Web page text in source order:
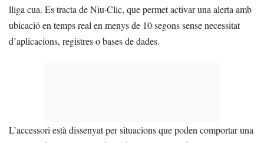
lliga cua. Es tracta de Niu·Clic, que permet activar una alerta amb
ubicació en temps real en menys de 10 segons sense necessitat
d’aplicacions, registres o bases de dades.
L’accessori està dissenyat per situacions que poden comportar una